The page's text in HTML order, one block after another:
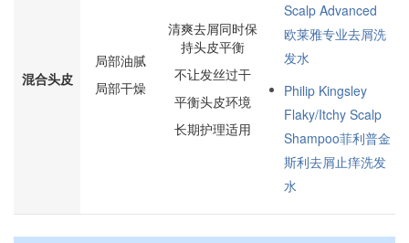
混合头皮
局部油腻
局部干燥
清爽去屑同时保
持头皮平衡
不让发丝过干
平衡头皮环境
长期护理适用
Scalp Advanced
欧莱雅专业去屑洗
发水
Philip Kingsley
Flaky/Itchy Scalp
Shampoo菲利普金
斯利去屑止痒洗发
水